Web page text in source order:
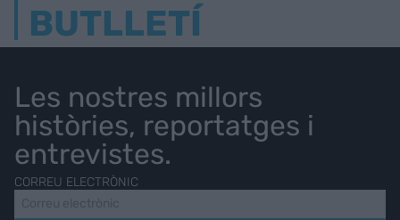
BUTLLETÍ
Les nostres millors
històries, reportatges i
entrevistes.
CORREU ELECTRÒNIC